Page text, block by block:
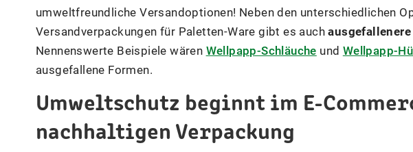
umweltfreundliche Versandoptionen! Neben den unterschiedlichen
Versandverpackungen für Paletten-Ware gibt es auch
Nennenswerte Beispiele wären Wellpapp-Schläuche und Wellpapp-
ausgefallene Formen.
Umweltschutz beginnt im E-
nachhaltigen Verpackung